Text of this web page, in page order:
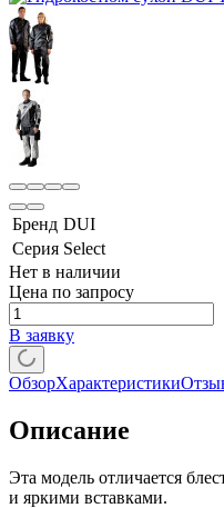
Бренд DUI
Серия Select
Нет в наличии
Цена по запросу
В заявку
ОбзорХарактеристики
Описание
Эта модель отличается
и яркими вставками.